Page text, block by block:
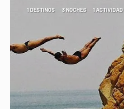
1 DESTINOS 3 NOCHES 1 ACTIVIDAD